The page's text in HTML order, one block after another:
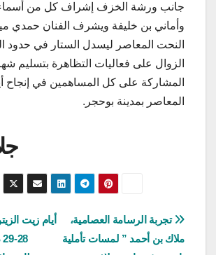
جانب ورشة الخزف إشراف كل من
وأماني بن خليفة ويشرف الفنان حمدي
النحت المعاصر ليسدل الستار في حدود
الزوال على فعاليات التظاهرة بتسليم
المشاركة على كل المساهمين في إنجاح
المعاصر بمدينة بوحجر.
تصفّح
تجربة الرسامة العصامية،
ملاك بن أحمد ” لمسات تأملية